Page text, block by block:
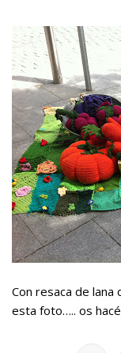
Con resaca de
esta foto….. os